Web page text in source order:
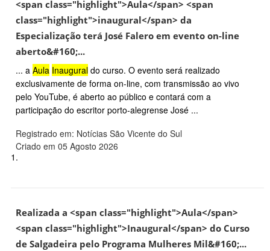
<span class="highlight">Aula</span> <span
class="highlight">inaugural</span> da
Especialização terá José Falero em evento on-line
aberto&#160;...
... a Aula Inaugural do curso. O evento será realizado
exclusivamente de forma on-line, com transmissão ao vivo
pelo YouTube, é aberto ao público e contará com a
participação do escritor porto-alegrense José ...
Registrado em: Notícias São Vicente do Sul
Criado em 05 Agosto 2026
1.
Realizada a <span class="highlight">Aula</span>
<span class="highlight">Inaugural</span> do Curso
de Salgadeira pelo Programa Mulheres Mil&#160;...